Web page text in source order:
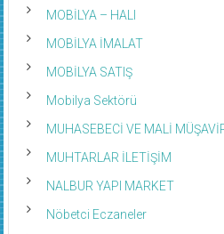
MOBİLYA – HALI
MOBİLYA İMALAT
MOBİLYA SATIŞ
Mobilya Sektörü
MUHASEBECİ VE MALİ
MUHTARLAR İLETİŞİM
NALBUR YAPI MARKET
Nöbetci Eczaneler